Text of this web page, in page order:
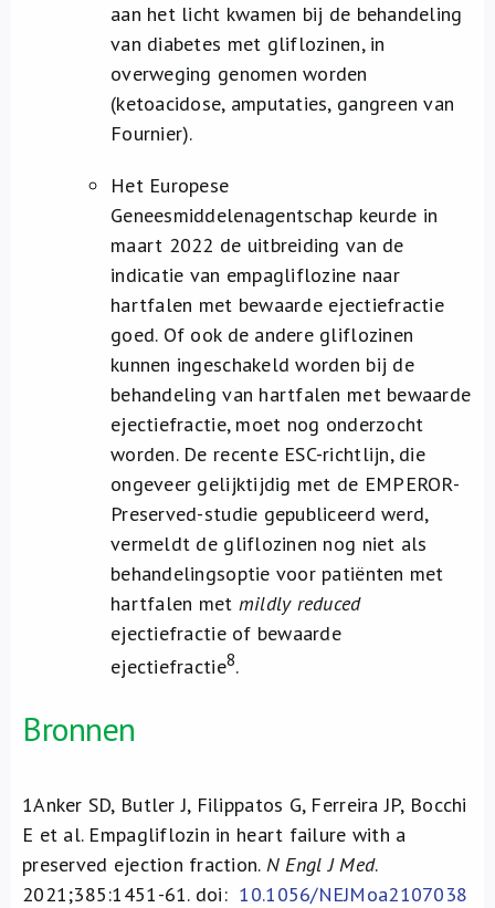
aan het licht kwamen bij de behandeling
van diabetes met gliflozinen, in
overweging genomen worden
(ketoacidose, amputaties, gangreen van
Fournier).
Het Europese
Geneesmiddelenagentschap keurde in
maart 2022 de uitbreiding van de
indicatie van empagliflozine naar
hartfalen met bewaarde ejectiefractie
goed. Of ook de andere gliflozinen
kunnen ingeschakeld worden bij de
behandeling van hartfalen met bewaarde
ejectiefractie, moet nog onderzocht
worden. De recente ESC-richtlijn, die
ongeveer gelijktijdig met de EMPEROR-
Preserved-studie gepubliceerd werd,
vermeldt de gliflozinen nog niet als
behandelingsoptie voor patiënten met
hartfalen met mildly reduced
ejectiefractie of bewaarde
ejectiefractie8.
Bronnen
1Anker SD, Butler J, Filippatos G, Ferreira JP, Bocchi
E et al. Empagliflozin in heart failure with a
preserved ejection fraction. N Engl J Med.
2021;385:1451-61. doi: 10.1056/NEJMoa2107038